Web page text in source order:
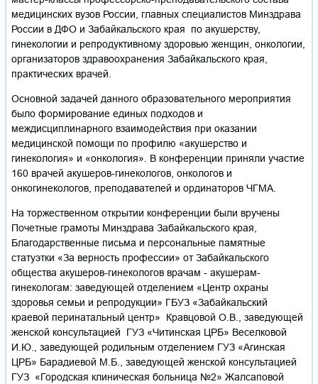
медицинских вузов России, главных специалистов Минздрава
России в ДФО и Забайкальского края по акушерству,
гинекологии и репродуктивному здоровью женщин, онкологии,
организаторов здравоохранения Забайкальского края,
практических врачей.
Основной задачей данного образовательного мероприятия
было формирование единых подходов и
междисциплинарного взаимодействия при оказании
медицинской помощи по профилю «акушерство и
гинекология» и «онкология». В конференции приняли участие
160 врачей акушеров-гинекологов, онкологов и
онкогинекологов, преподавателей и ординаторов ЧГМА.
На торжественном открытии конференции были вручены
Почетные грамоты Минздрава Забайкальского края,
Благодарственные письма и персональные памятные
статуэтки «За верность профессии» от Забайкальского
общества акушеров-гинекологов врачам - акушерам-
гинекологам: заведующей отделением «Центр охраны
здоровья семьи и репродукции» ГБУЗ «Забайкальский
краевой перинатальный центр» Кравцовой О.В., заведующей
женской консультацией ГУЗ «Читинская ЦРБ» Веселковой
И.Ю., заведующей родильным отделением ГУЗ «Агинская
ЦРБ» Барадиевой М.Б., заведующей женской консультацией
ГУЗ «Городская клиническая больница №2» Жалсаповой